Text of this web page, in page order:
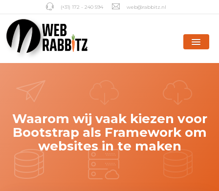
(+31) 172 - 240 594 web@rabbitz.nl
Waarom wij vaak kiezen voor
Bootstrap als Framework om
websites in te maken